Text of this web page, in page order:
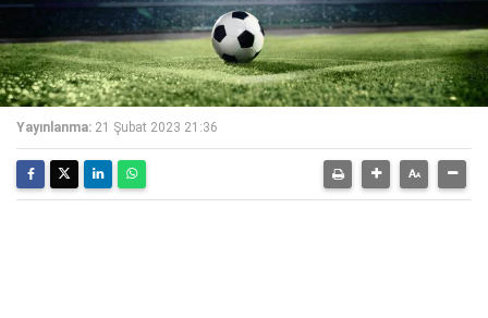
Yayınlanma: 21 Şubat 2023 21:36